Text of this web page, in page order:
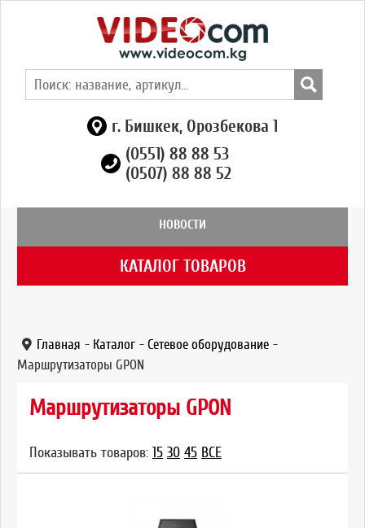
г. Бишкек, Орозбекова 1
(0551) 88 88 53
(0507) 88 88 52
НОВОСТИ
КАТАЛОГ ТОВАРОВ
Главная - Каталог - Сетевое оборудование -
Маршрутизаторы GPON
Маршрутизаторы GPON
Показывать товаров: 15 30 45 ВСЕ